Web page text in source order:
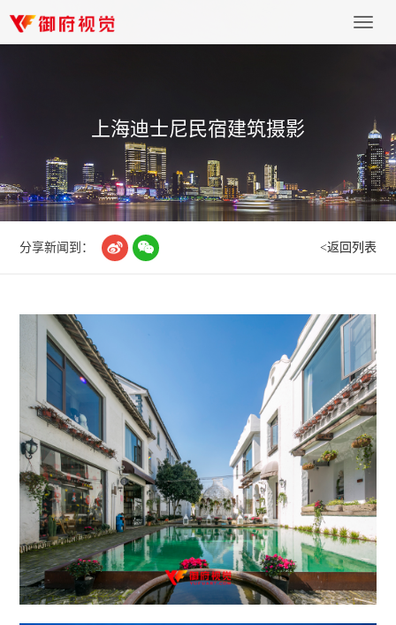
上
海
传
播
有
限
公
上海迪士尼民宿建筑摄影
分享新闻到：   <返回列表